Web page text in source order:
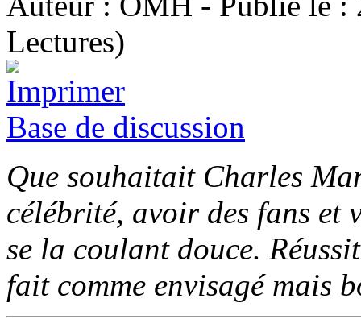
Lectures)
Base de discussion
Que souhaitait Charles
célébrité, avoir des fans et
se la coulant douce.
fait comme envisagé mais